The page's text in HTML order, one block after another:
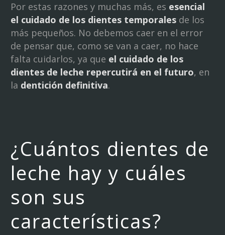
Por estas razones y muchas más, es esencial
el cuidado de los dientes temporalesde los
más pequeños. No debemos caer en el error
de pensar que, como se van a caer, no hace
falta cuidarlos, ya que el cuidado de los
dientes de leche repercutirá en el futuro, en
la dentición definitiva.
¿Cuántos dientes de
leche hay y cuáles
son sus
características?